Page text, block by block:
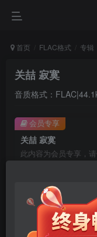
首页 FLAC格式 专辑
关喆 寂寞
音质格式：
关喆 寂寞
此内容为会员专享，
年卡会员
会员专享